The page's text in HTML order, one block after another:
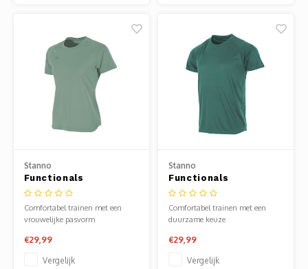
Stanno
Functionals
Trainingsshirt II
Zwart Seafoam
Comfortabel trainen met een
vrouwelijke pasvorm
€29,99
Vergelijk
Stanno
Functionals
Trainingsshirt II Teal
Comfortabel trainen met een
duurzame keuze
€29,99
Vergelijk